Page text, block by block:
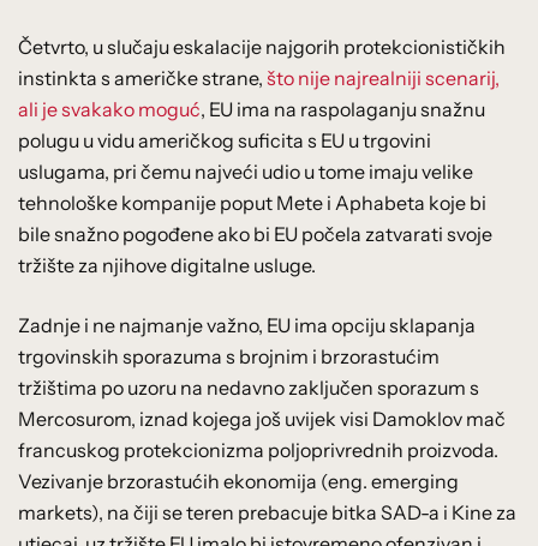
Četvrto, u slučaju eskalacije najgorih protekcionističkih
instinkta s američke strane, što nije najrealniji scenarij,
ali je svakako moguć, EU ima na raspolaganju snažnu
polugu u vidu američkog suficita s EU u trgovini
uslugama, pri čemu najveći udio u tome imaju velike
tehnološke kompanije poput Mete i Aphabeta koje bi
bile snažno pogođene ako bi EU počela zatvarati svoje
tržište za njihove digitalne usluge.
Zadnje i ne najmanje važno, EU ima opciju sklapanja
trgovinskih sporazuma s brojnim i brzorastućim
tržištima po uzoru na nedavno zaključen sporazum s
Mercosurom, iznad kojega još uvijek visi Damoklov mač
francuskog protekcionizma poljoprivrednih proizvoda.
Vezivanje brzorastućih ekonomija (eng. emerging
markets), na čiji se teren prebacuje bitka SAD-a i Kine za